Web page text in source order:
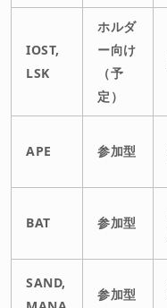
IOST,
LSK
ホルダ
ー向け
（予
定）
APE 参加型
BAT 参加型
SAND,
参加型